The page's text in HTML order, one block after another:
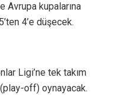
Avrupa kupalarına
4’e düşecek.
Ligi’ne tek takım
off) oynayacak.